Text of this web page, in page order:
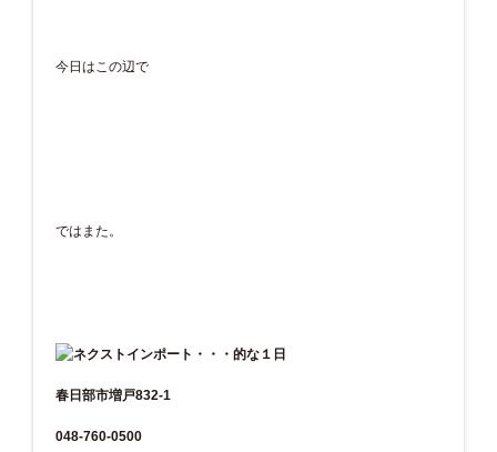
今日はこの辺で
ではまた。
春日部市増戸832-1
048-760-0500